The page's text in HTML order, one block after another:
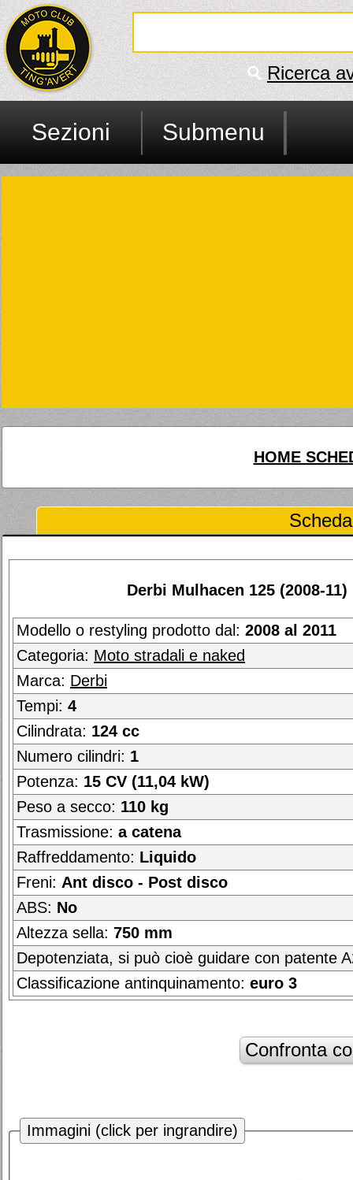
Ricerca
Sezioni Submenu
HOME
Derbi Mulhacen 125 (2008-11)
Modello o restyling prodotto dal: 2008 al 2011
Categoria: Moto stradali e naked
Marca: Derbi
Tempi: 4
Cilindrata: 124 cc
Numero cilindri: 1
Potenza: 15 CV (11,04 kW)
Peso a secco: 110 kg
Trasmissione: a catena
Raffreddamento: Liquido
Freni: Ant disco - Post disco
ABS: No
Altezza sella: 750 mm
Depotenziata, si può cioè guidare con patente
Classificazione antinquinamento: euro 3
Immagini (click per ingrandire)